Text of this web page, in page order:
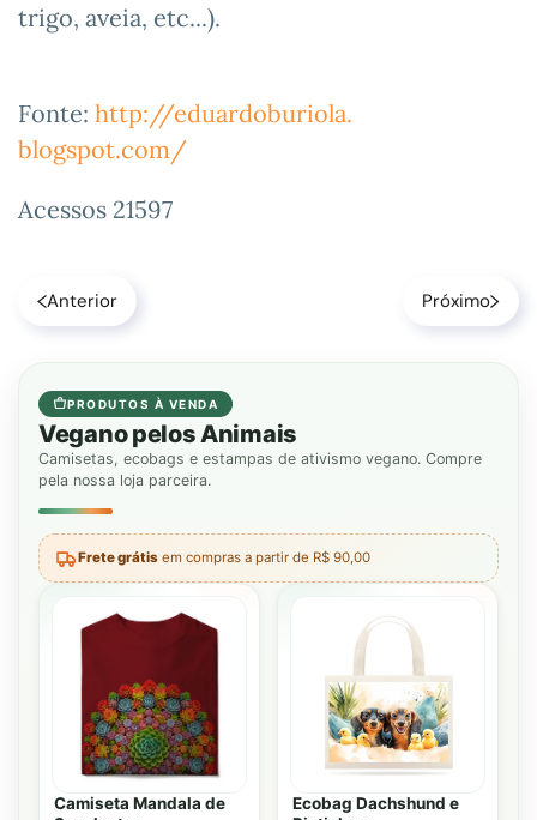
trigo, aveia, etc...).
Fonte: http://eduardoburiola.
blogspot.com/
Acessos 21597
Anterior Próximo
PRODUTOS À VENDA
Vegano pelos Animais
Camisetas, ecobags e estampas de ativismo vegano. Compre
pela nossa loja parceira.
Frete grátis em compras a partir de R$ 90,00
Camiseta Mandala de
Ecobag Dachshund e